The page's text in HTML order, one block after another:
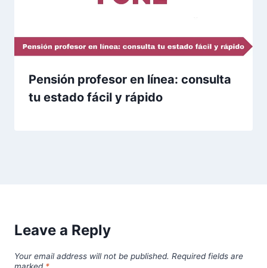
Pensión profesor en línea: consulta
tu estado fácil y rápido
Leave a Reply
Your email address will not be published. Required fields are